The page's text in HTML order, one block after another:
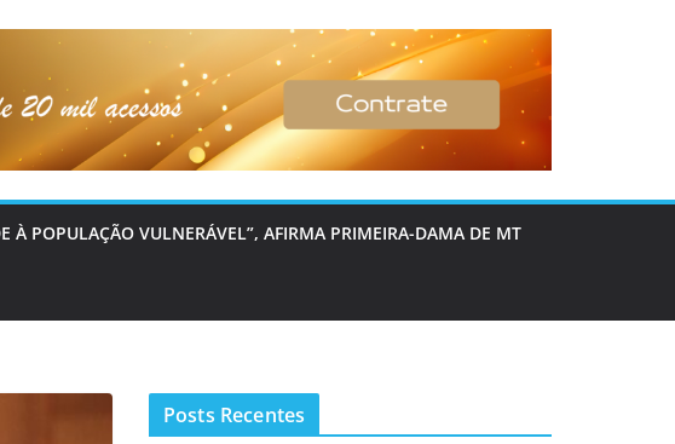
À POPULAÇÃO VULNERÁVEL”, AFIRMA PRIMEIRA-DAMA DE MT
Posts Recentes